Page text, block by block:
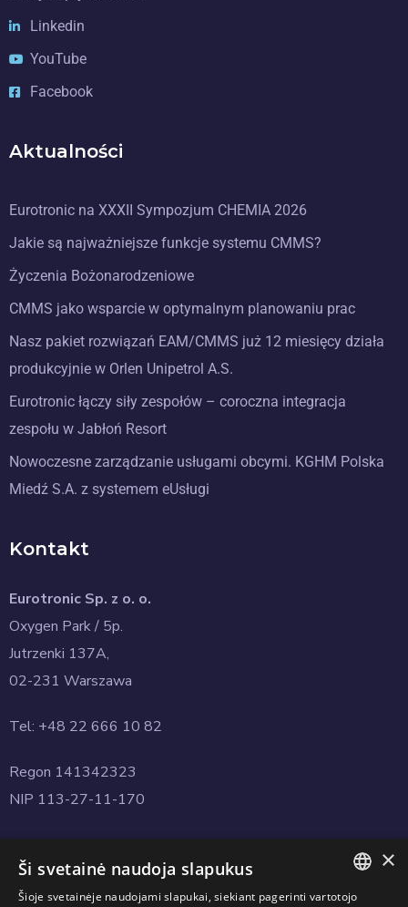
Linkedin
YouTube
Facebook
Aktualności
Eurotronic na XXXII Sympozjum CHEMIA 2026
Jakie są najważniejsze funkcje systemu CMMS?
Życzenia Bożonarodzeniowe
CMMS jako wsparcie w optymalnym planowaniu prac
Nasz pakiet rozwiązań EAM/CMMS już 12 miesięcy działa
produkcyjnie w Orlen Unipetrol A.S.
Eurotronic łączy siły zespołów – coroczna integracja
zespołu w Jabłoń Resort
Nowoczesne zarządzanie usługami obcymi. KGHM Polska
Miedź S.A. z systemem eUsługi
Kontakt
Eurotronic Sp. z o. o.
Oxygen Park / 5p.
Jutrzenki 137A,
02-231 Warszawa
Tel: +48 22 666 10 82
Regon 141342323
NIP 113-27-11-170
×
Ši svetainė naudoja slapukus
Šioje svetainėje naudojami slapukai, siekiant pagerinti vartotojo